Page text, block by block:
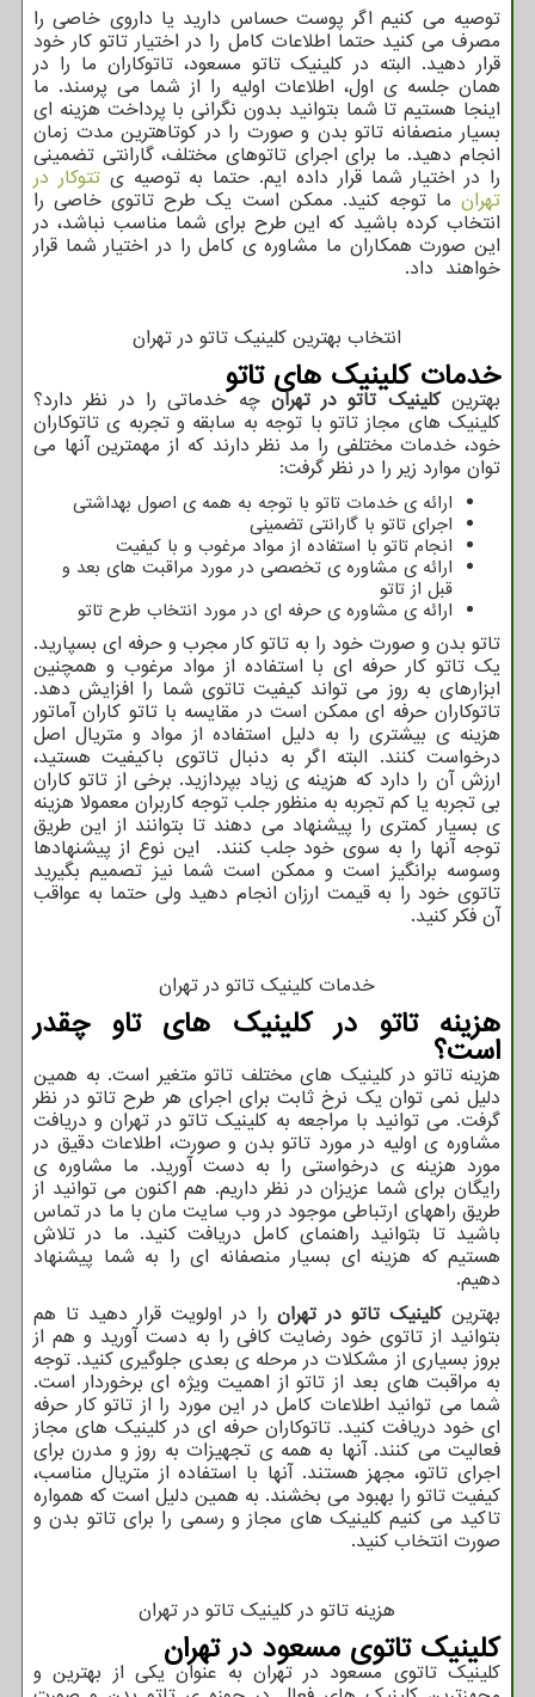
توصیه می کنیم اگر پوست حساس دارید یا داروی خاصی را
مصرف می کنید حتما اطلاعات کامل را در اختیار تاتو کار خود
قرار دهید. البته در کلینیک تاتو مسعود، تاتوکاران ما را در
همان جلسه ی اول، اطلاعات اولیه را از شما می پرسند. ما
اینجا هستیم تا شما بتوانید بدون نگرانی با پرداخت هزینه ای
بسیار منصفانه تاتو بدن و صورت را در کوتاهترین مدت زمان
انجام دهید. ما برای اجرای تاتوهای مختلف، گارانتی تضمینی
را در اختیار شما قرار داده ایم. حتما به توصیه یتتوکار در
تهران ما توجه کنید. ممکن است یک طرح تاتوی خاصی را
انتخاب کرده باشید که این طرح برای شما مناسب نباشد، در
این صورت همکاران ما مشاوره ی کامل را در اختیار شما قرار
خواهند داد.
انتخاب بهترین کلینیک تاتو در تهران
خدمات کلینیک های تاتو
بهترینکلینیک تاتو در تهران چه خدماتی را در نظر دارد؟
کلینیک های مجاز تاتو با توجه به سابقه و تجربه ی تاتوکاران
خود، خدمات مختلفی را مد نظر دارند که از مهمترین آنها می
توان موارد زیر را در نظر گرفت:
ارائه ی خدمات تاتو با توجه به همه ی اصول بهداشتی
اجرای تاتو با گارانتی تضمینی
انجام تاتو با استفاده از مواد مرغوب و با کیفیت
ارائه ی مشاوره ی تخصصی در مورد مراقبت های بعد و
قبل از تاتو
ارائه ی مشاوره ی حرفه ای در مورد انتخاب طرح تاتو
تاتو بدن و صورت خود را به تاتو کار مجرب و حرفه ای بسپارید.
یک تاتو کار حرفه ای با استفاده از مواد مرغوب و همچنین
ابزارهای به روز می تواند کیفیت تاتوی شما را افزایش دهد.
تاتوکاران حرفه ای ممکن است در مقایسه با تاتو کاران آماتور
هزینه ی بیشتری را به دلیل استفاده از مواد و متریال اصل
درخواست کنند. البته اگر به دنبال تاتوی باکیفیت هستید،
ارزش آن را دارد که هزینه ی زیاد بپردازید. برخی از تاتو کاران
بی تجربه یا کم تجربه به منظور جلب توجه کاربران معمولا هزینه
ی بسیار کمتری را پیشنهاد می دهند تا بتوانند از این طریق
توجه آنها را به سوی خود جلب کنند. این نوع از پیشنهاد‌‌ها
وسوسه برانگیز است و ممکن است شما نیز تصمیم بگیرید
تاتوی خود را به قیمت ارزان انجام دهید ولی حتما به عواقب
آن فکر کنید.
خدمات کلینیک تاتو در تهران
هزینه تاتو در کلینیک های تاو چقدر
است؟
هزینه تاتو در کلینیک های مختلف تاتو متغیر است. به همین
دلیل نمی توان یک نرخ ثابت برای اجرای هر طرح تاتو در نظر
گرفت. می توانید با مراجعه به کلینیک تاتو در تهران و دریافت
مشاوره ی اولیه در مورد تاتو بدن و صورت، اطلاعات دقیق در
مورد هزینه ی درخواستی را به دست آورید. ما مشاوره ی
رایگان برای شما عزیزان در نظر داریم. هم اکنون می توانید از
طریق راههای ارتباطی موجود در وب سایت مان با ما در تماس
باشید تا بتوانید راهنمای کامل دریافت کنید. ما در تلاش
هستیم که هزینه ای بسیار منصفانه ای را به شما پیشنهاد
دهیم.
بهترینکلینیک تاتو در تهران را در اولویت قرار دهید تا هم
بتوانید از تاتوی خود رضایت کافی را به دست آورید و هم از
بروز بسیاری از مشکلات در مرحله ی بعدی جلوگیری کنید. توجه
به مراقبت های بعد از تاتو از اهمیت ویژه ای برخوردار است.
شما می توانید اطلاعات کامل در این مورد را از تاتو کار حرفه
ای خود دریافت کنید. تاتوکاران حرفه ای در کلینیک های مجاز
فعالیت می کنند. آنها به همه ی تجهیزات به روز و مدرن برای
اجرای تاتو، مجهز هستند. آنها با استفاده از متریال مناسب،
کیفیت تاتو را بهبود می بخشند. به همین دلیل است که همواره
تاکید می کنیم کلینیک های مجاز و رسمی را برای تاتو بدن و
صورت انتخاب کنید.
هزینه تاتو در کلینیک تاتو در تهران
کلینیک تاتوی مسعود در تهران
کلینیک تاتوی مسعود در تهران به عنوان یکی از بهترین و